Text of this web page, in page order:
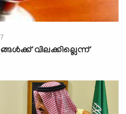
വിലക്കില്ലെന്ന്